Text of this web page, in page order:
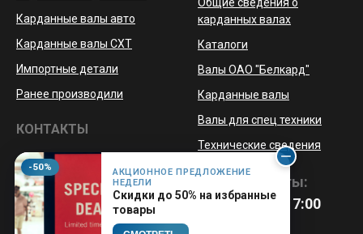
-50%
АКЦИОННОЕ ПРЕДЛОЖЕНИЕ
НЕДЕЛИ
Скидки до 50% на избранные
товары
Карданные валы авто
Карданные валы СХТ
Импортные детали
Ранее производили
КОНТАКТЫ
карданных валах
Каталоги
Валы ОАО "Белкард"
Карданные валы
Валы для спец техники
Технические сведения
Режим работы:
Пн-Пт 8:00 - 17:00